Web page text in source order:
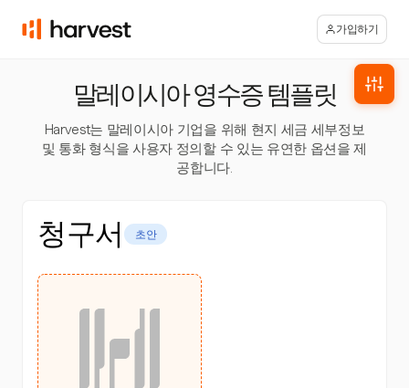
가입하기
말레이시아 영수증 템플릿
Harvest는 말레이시아 기업을 위해 현지 세금 세부정보
및 통화 형식을 사용자 정의할 수 있는 유연한 옵션을 제
공합니다.
청구서 초안